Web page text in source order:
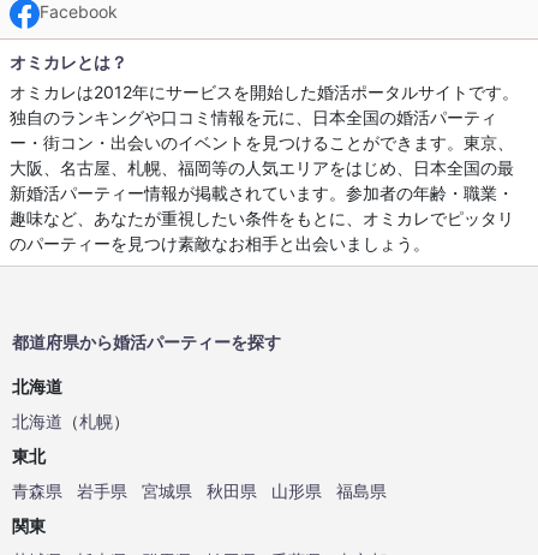
Facebook
オミカレとは？
オミカレは2012年にサービスを開始した婚活ポータルサイトです。
独自のランキングや口コミ情報を元に、日本全国の婚活パーティ
ー・街コン・出会いのイベントを見つけることができます。東京、
大阪、名古屋、札幌、福岡等の人気エリアをはじめ、日本全国の最
新婚活パーティー情報が掲載されています。参加者の年齢・職業・
趣味など、あなたが重視したい条件をもとに、オミカレでピッタリ
のパーティーを見つけ素敵なお相手と出会いましょう。
都道府県から婚活パーティーを探す
北海道
北海道 （札幌）
東北
青森県
岩手県 宮城県 秋田県 山形県
福島県
関東